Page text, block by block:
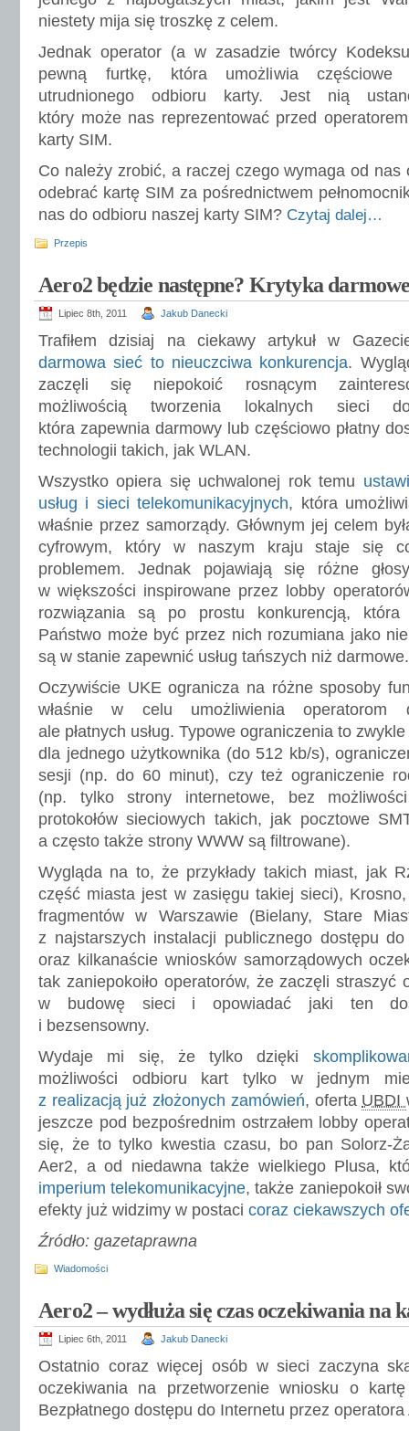
niestety mija się troszkę z celem.
Jednak operator (a w zasadzie twórcy
pewną furtkę, która umożliwia częściowe
utrudnionego odbioru karty. Jest nią
który może nas reprezentować przed
karty SIM.
Co należy zrobić, a raczej czego wymaga od nas
odebrać kartę SIM za pośrednictwem
nas do odbioru naszej karty SIM? Czytaj dalej…
Przepis
Aero2 będzie następne? Krytyka
Lipiec 8th, 2011 Jakub Danecki
Trafiłem dzisiaj na ciekawy artykuł w
darmowa sieć to nieuczciwa konkurencja.
zaczęli się niepokoić rosnącym
możliwością tworzenia lokalnych sieci
która zapewnia darmowy lub częściowo płatny
technologii takich, jak WLAN.
Wszystko opiera się uchwalonej rok temu
usług i sieci telekomunikacyjnych, która
właśnie przez samorządy. Głównym jej celem
cyfrowym, który w naszym kraju staje się
problemem. Jednak pojawiają się różne
w większości inspirowane przez lobby
rozwiązania są po prostu konkurencją,
Państwo może być przez nich rozumiana jako
są w stanie zapewnić usług tańszych niż darmowe.
Oczywiście UKE ogranicza na różne sposoby
właśnie w celu umożliwienia operatorom
ale płatnych usług. Typowe ograniczenia to
dla jednego użytkownika (do 512 kb/s),
sesji (np. do 60 minut), czy też ograniczenie
(np. tylko strony internetowe, bez
protokołów sieciowych takich, jak pocztowe
a często także strony WWW są filtrowane).
Wygląda na to, że przykłady takich miast, jak
część miasta jest w zasięgu takiej sieci),
fragmentów w Warszawie (Bielany, Stare
z najstarszych instalacji publicznego dostępu
oraz kilkanaście wniosków samorządowych
tak zaniepokoiło operatorów, że zaczęli straszyć
w budowę sieci i opowiadać jaki ten
i bezsensowny.
Wydaje mi się, że tylko dzięki
możliwości odbioru kart tylko w jednym
z realizacją już złożonych zamówień, oferta UBDI
jeszcze pod bezpośrednim ostrzałem lobby
się, że to tylko kwestia czasu, bo pan Solorz-
Aer2, a od niedawna także wielkiego Plusa,
imperium telekomunikacyjne, także zaniepokoił
efekty już widzimy w postaci coraz ciekawszych
Źródło: gazetaprawna
Wiadomości
Aero2 – wydłuża się czas oczekiwania na
Lipiec 6th, 2011 Jakub Danecki
Ostatnio coraz więcej osób w sieci zaczyna
oczekiwania na przetworzenie wniosku o
Bezpłatnego dostępu do Internetu przez operatora